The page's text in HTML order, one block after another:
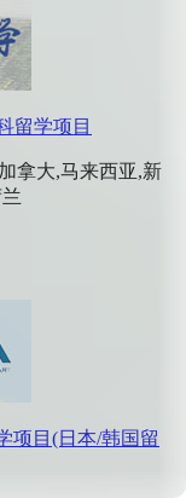
留学项目
拿大,马来西亚,新
项目(日本/韩国留